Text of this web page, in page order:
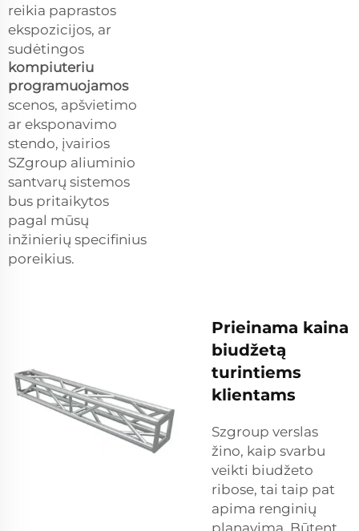
reikia paprastos
ekspozicijos, ar
sudėtingos
kompiuteriu
programuojamos
scenos, apšvietimo
ar eksponavimo
stendo, įvairios
SZgroup aliuminio
santvarų sistemos
bus pritaikytos
pagal mūsų
inžinierių specifinius
poreikius.
Prieinama kaina
biudžetą
turintiems
klientams
Szgroup verslas
žino, kaip svarbu
veikti biudžeto
ribose, tai taip pat
apima renginių
planavimą. Būtent